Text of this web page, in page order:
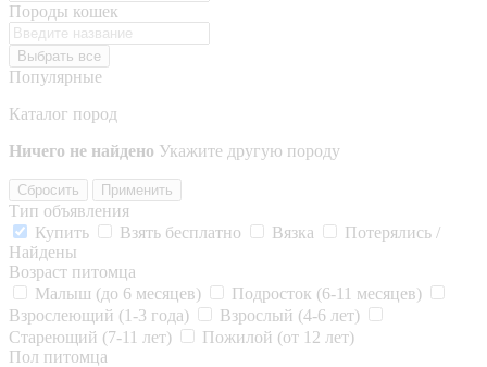
Породы кошек
Выбрать все
Популярные
Каталог пород
Ничего не найдено Укажите другую породу
Сбросить Применить
Тип объявления
Купить
Взять бесплатно Вязка
Потерялись /
Найдены
Возраст питомца
Малыш (до 6 месяцев)
Подросток (6-11 месяцев)
Взрослеющий (1-3 года)
Взрослый (4-6 лет)
Стареющий (7-11 лет)
Пожилой (от 12 лет)
Пол питомца